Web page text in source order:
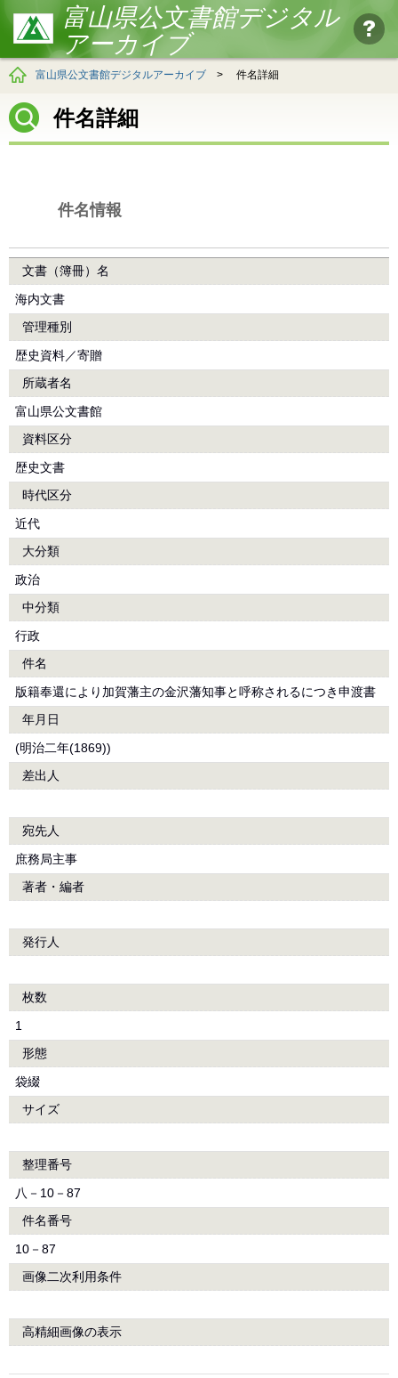
富山県公文書館デジタル
アーカイブ
富山県公文書館デジタルアーカイブ > 件名詳細
件名詳細
件名情報
文書（簿冊）名
海内文書
管理種別
歴史資料／寄贈
所蔵者名
富山県公文書館
資料区分
歴史文書
時代区分
近代
大分類
政治
中分類
行政
件名
版籍奉還により加賀藩主の金沢藩知事と呼称されるにつき申渡書
年月日
(明治二年(1869))
差出人
宛先人
庶務局主事
著者・編者
発行人
枚数
1
形態
袋綴
サイズ
整理番号
八－10－87
件名番号
10－87
画像二次利用条件
高精細画像の表示